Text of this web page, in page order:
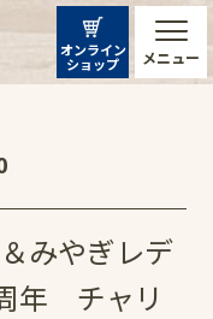
メニュー
オンライン
ショップ
みやぎレデ
年 チャリ